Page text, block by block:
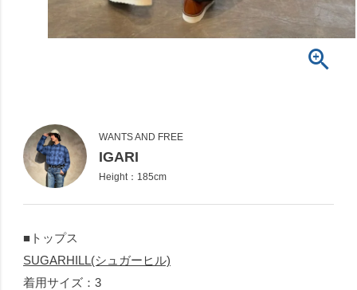
WANTS AND FREE
IGARI
Height：185cm
■トップス
SUGARHILL(シュガーヒル)
着用サイズ：3